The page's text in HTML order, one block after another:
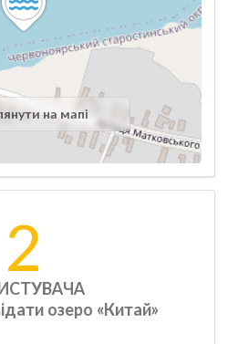
на мапі
2
озеро «Китай»